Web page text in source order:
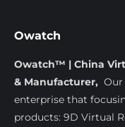
Owatch
Owatch™ | China
& Manufacturer, Our
enterprise that
products: 9D Virtual